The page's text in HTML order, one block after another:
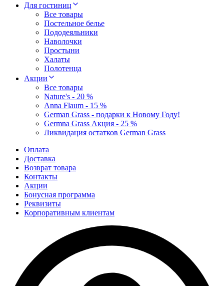
Для гостиниц
Все товары
Постельное белье
Пододеяльники
Наволочки
Простыни
Халаты
Полотенца
Акции
Все товары
Nature's - 20 %
Anna Flaum - 15 %
German Grass - подарки к Новому Году!
Germna Grass Акция - 25 %
Ликвидация остатков German Grass
Оплата
Доставка
Возврат товара
Контакты
Акции
Бонусная программа
Реквизиты
Корпоративным клиентам